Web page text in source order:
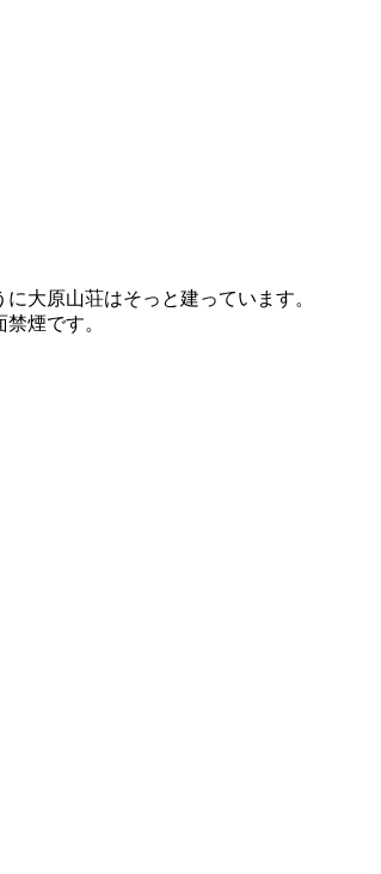
大原山荘はそっと建っています。
煙です。